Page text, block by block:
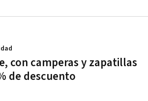
con camperas y zapatillas
de descuento